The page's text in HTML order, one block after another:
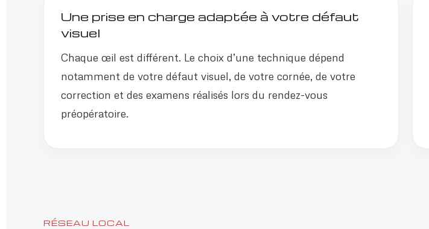
Une prise en charge adaptée à votre défaut
visuel
Chaque œil est différent. Le choix d’une technique dépend
notamment de votre défaut visuel, de votre cornée, de votre
correction et des examens réalisés lors du rendez-vous
préopératoire.
RÉSEAU LOCAL